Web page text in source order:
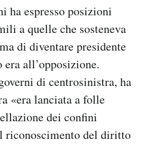
ha espresso posizioni
a quelle che sosteneva
di diventare presidente
all’opposizione.
di centrosinistra, ha
«era lanciata a folle
dei confini
riconoscimento del diritto